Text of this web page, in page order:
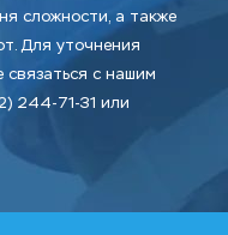
сложности, а также
Для уточнения
с нашим
244-71-31 или